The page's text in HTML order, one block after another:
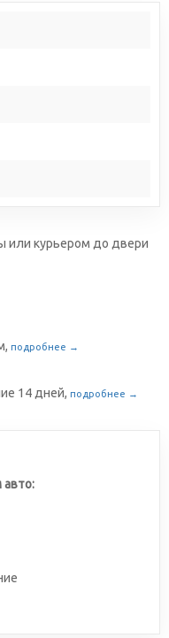
или курьером до двери
подробнее →
14 дней, подробнее →